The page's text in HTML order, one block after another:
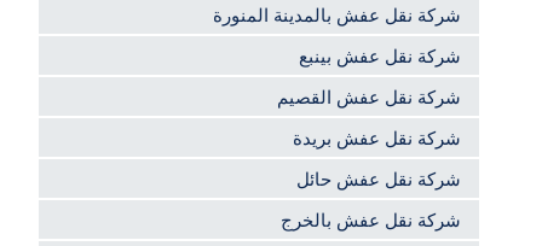
شركة نقل عفش بالمدينة المنورة
شركة نقل عفش بينبع
شركة نقل عفش القصيم
شركة نقل عفش بريدة
شركة نقل عفش حائل
شركة نقل عفش بالخرج